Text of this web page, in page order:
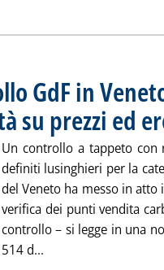
GdF in
su prezzi ed
Un controllo a tappeto con
definiti lusinghieri per la
del Veneto ha messo in
verifica dei punti vendita
controllo – si legge in una
514 d... Leggi tutta la